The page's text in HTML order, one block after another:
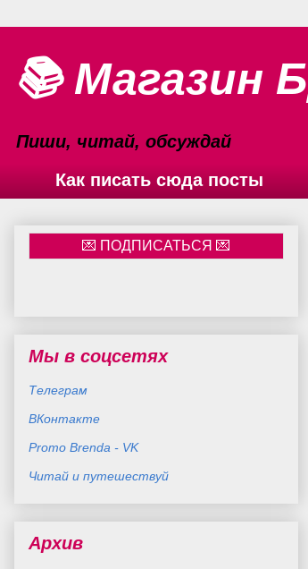
📚 Магазин
Пиши, читай, обсуждай
Как писать сюда посты
Мы в соцсетях
Телеграм
ВКонтакте
Promo Brenda - VK
Читай и путешествуй
Архив